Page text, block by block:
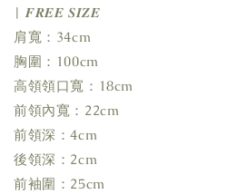
| 𝑭𝑹𝑬𝑬 𝑺𝑰𝒁𝑬
肩寬：34cm
胸圍：100cm
高領領口寬：18cm
前領內寬：22cm
前領深：4cm
後領深：2cm
前袖圍：25cm